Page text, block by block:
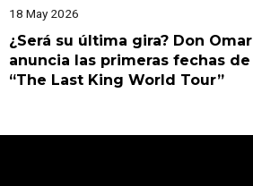
18 May 2026
¿Será su última gira? Don Omar
anuncia las primeras fechas de
“The Last King World Tour”